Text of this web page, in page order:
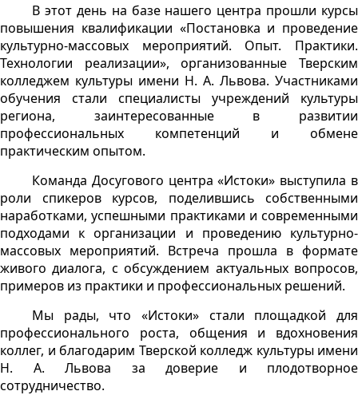
В этот день на базе нашего центра прошли курсы
повышения квалификации «Постановка и проведение
культурно-массовых мероприятий. Опыт. Практики.
Технологии реализации», организованные Тверским
колледжем культуры имени Н. А. Львова. Участниками
обучения стали специалисты учреждений культуры
региона, заинтересованные в развитии
профессиональных компетенций и обмене
практическим опытом.
Команда Досугового центра «Истоки» выступила в
роли спикеров курсов, поделившись собственными
наработками, успешными практиками и современными
подходами к организации и проведению культурно-
массовых мероприятий. Встреча прошла в формате
живого диалога, с обсуждением актуальных вопросов,
примеров из практики и профессиональных решений.
Мы рады, что «Истоки» стали площадкой для
профессионального роста, общения и вдохновения
коллег, и благодарим Тверской колледж культуры имени
Н. А. Львова за доверие и плодотворное
сотрудничество.